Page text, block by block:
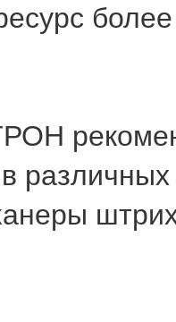
различных